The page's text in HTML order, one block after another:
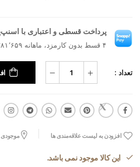
پرداخت قسطی و اعتباری با
۴ قسط بدون کارمزد، ماهانه ۳۸۱٬۶۵۹ تومان
تعداد :
افزودن به لیست علاقه‌مندی ها
این کالا موجود نمی باشد.